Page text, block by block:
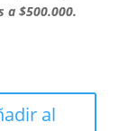
a $500.000.
al